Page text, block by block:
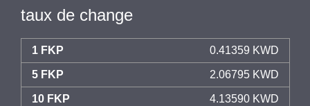
taux de change
1 FKP 0.41359 KWD
5 FKP 2.06795 KWD
10 FKP 4.13590 KWD